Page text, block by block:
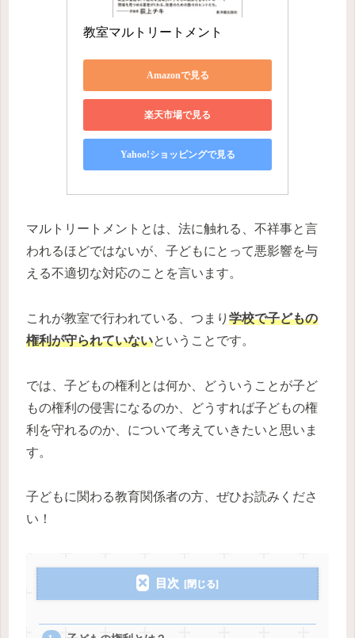
教室マルトリートメント
Amazonで見る
楽天市場で見る
Yahoo!ショッピングで見る
マルトリートメントとは、法に触れる、不祥事と言
われるほどではないが、子どもにとって悪影響を与
える不適切な対応のことを言います。
これが教室で行われている、つまり 学校で子どもの
権利が守られていないということです。
では、子どもの権利とは何か、どういうことが子ど
もの権利の侵害になるのか、どうすれば子どもの権
利を守れるのか、について考えていきたいと思いま
す。
子どもに関わる教育関係者の方、ぜひお読みくださ
い！
目次